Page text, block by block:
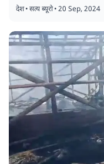
देश•सत्य ब्यूरो•20 Sep, 2024